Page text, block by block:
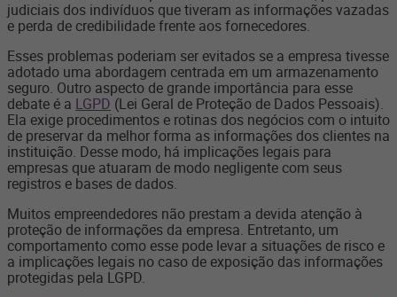
judiciais dos indivíduos que tiveram as informações vazadas
e perda de credibilidade frente aos fornecedores.
Esses problemas poderiam ser evitados se a empresa tivesse
adotado uma abordagem centrada em um armazenamento
seguro. Outro aspecto de grande importância para esse
debate é a LGPD (Lei Geral de Proteção de Dados Pessoais).
Ela exige procedimentos e rotinas dos negócios com o intuito
de preservar da melhor forma as informações dos clientes na
instituição. Desse modo, há implicações legais para
empresas que atuaram de modo negligente com seus
registros e bases de dados.
Muitos empreendedores não prestam a devida atenção à
proteção de informações da empresa. Entretanto, um
comportamento como esse pode levar a situações de risco e
a implicações legais no caso de exposição das informações
protegidas pela LGPD.